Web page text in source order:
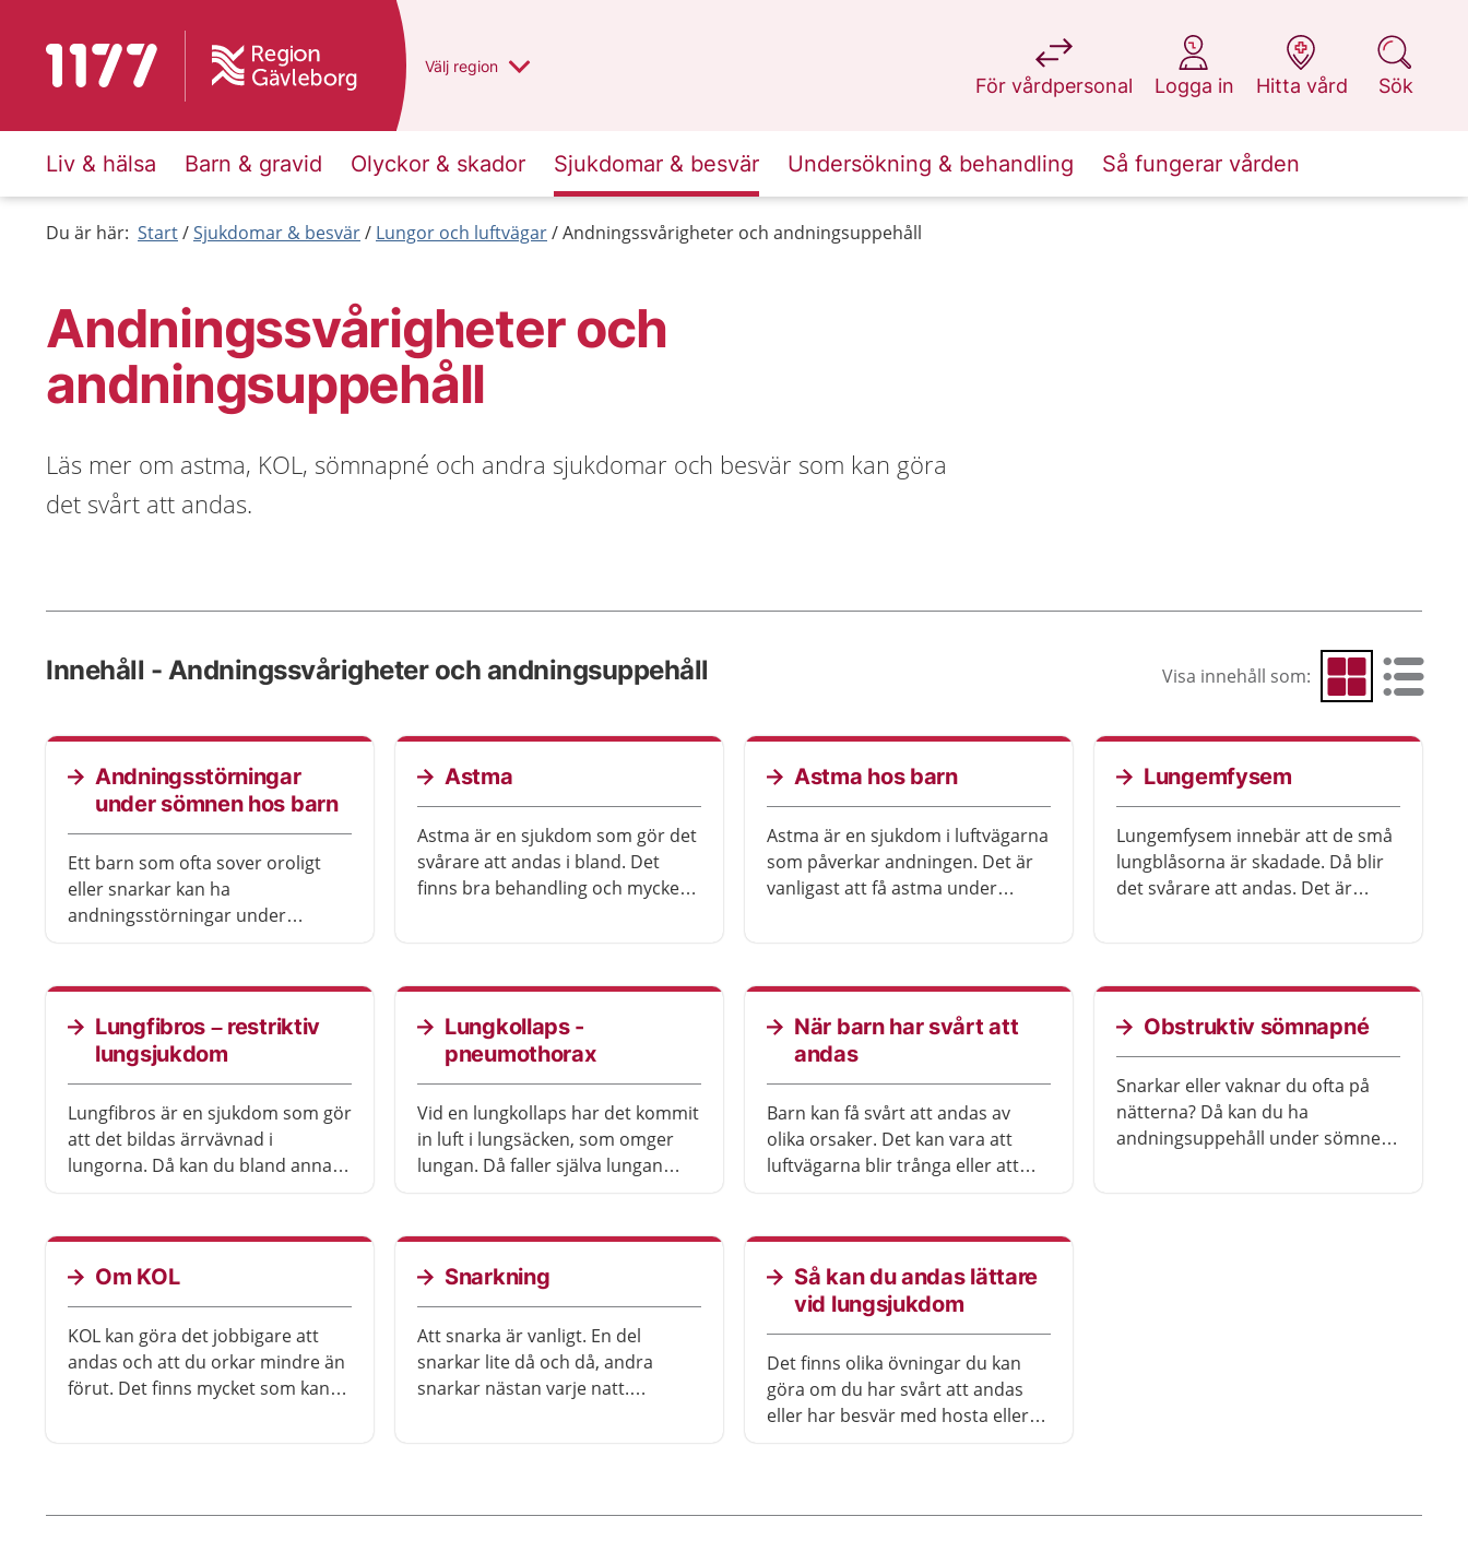
Till startsidan för 1177 Du har valt region
Välj en annan
region
För vårdpersonal
på 1177.se
Logga in
på 1177.se
Hitta vård
på 1177.se
Sök
på 1177.se
Liv & hälsa Barn & gravid Olyckor & skador Sjukdomar & besvär Undersökning & behandling Så fungerar vården
Du är här: Start Sjukdomar & besvär Lungor och luftvägar Andningssvårigheter och andningsuppehåll
Andningssvårigheter och
andningsuppehåll
Läs mer om astma, KOL, sömnapné och andra sjukdomar och besvär som kan göra
det svårt att andas.
Innehåll - Andningssvårigheter och andningsuppehåll Visa innehåll som: Visa som rutnät
Visa som
Andningsstörningar
under sömnen hos barn
Ett barn som ofta sover oroligt
eller snarkar kan ha
andningsstörningar under
näsan eller i svalget. Är det mycket
trångt kan barnet få
andningsuppehåll. Den vanligaste
behandlingen är en operation.
Astma
Astma är en sjukdom som gör det
svårare att andas i bland. Det
finns bra behandling och mycket
Astma hos barn
Astma är en sjukdom i luftvägarna
som påverkar andningen. Det är
vanligast att få astma under
Lungemfysem
Lungemfysem innebär att de små
lungblåsorna är skadade. Då blir
det svårare att andas. Det är
beror då oftast på rökning.
Lungfibros – restriktiv
lungsjukdom
Lungfibros är en sjukdom som gör
att det bildas ärrvävnad i
lungorna. Då kan du bland annat
frisk från lungfibros, men det går
att göra mycket för att lindra
sjukdomen utvecklas.
Lungkollaps -
pneumothorax
Vid en lungkollaps har det kommit
in luft i lungsäcken, som omger
lungan. Då faller själva lungan
lungkollaps läker ofta av sig själv.
En större lungkollaps behandlas
När barn har svårt att
andas
Barn kan få svårt att andas av
olika orsaker. Det kan vara att
luftvägarna blir trånga eller att
när barn har svårt att andas. Det
kan också synas på barnets kropp.
Oftast är det viktigt att söka vård
direkt om barnet har svårt att
Obstruktiv sömnapné
Snarkar eller vaknar du ofta på
nätterna? Då kan du ha
andningsuppehåll under sömnen.
Om KOL
KOL kan göra det jobbigare att
andas och att du orkar mindre än
förut. Det finns mycket som kan
Snarkning
Att snarka är vanligt. En del
snarkar lite då och då, andra
snarkar nästan varje natt.
Så kan du andas lättare
vid lungsjukdom
Det finns olika övningar du kan
göra om du har svårt att andas
eller har besvär med hosta eller